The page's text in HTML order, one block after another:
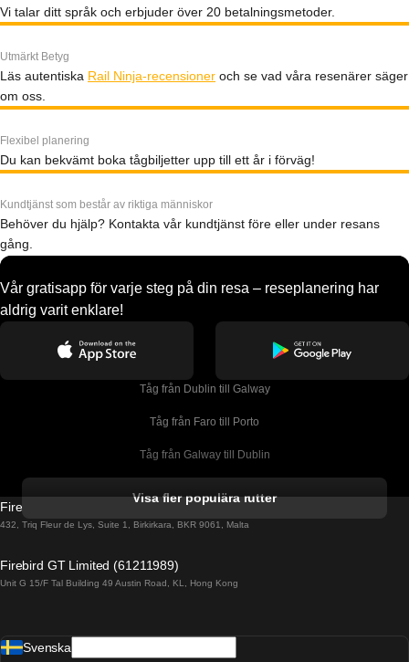
Vi talar ditt språk och erbjuder över 20 betalningsmetoder.
Utmärkt Betyg
Läs autentiska Rail Ninja-recensioner och se vad våra resenärer säger
om oss.
Flexibel planering
Du kan bekvämt boka tågbiljetter upp till ett år i förväg!
Kundtjänst som består av riktiga människor
Behöver du hjälp? Kontakta vår kundtjänst före eller under resans
gång.
Vår gratisapp för varje steg på din resa – reseplanering har
aldrig varit enklare!
Tåg från Dublin till Galway
Tåg från Faro till Porto
Tåg från Galway till Dublin
Tåg från Porto till Faro
Tåg från Barcelona till Madrid
Visa fler populära rutter
Firebird GT Limited (OC 1451)
432, Triq Fleur de Lys, Suite 1, Birkirkara, BKR 9061, Malta
Firebird GT Limited (61211989)
Unit G 15/F Tal Building 49 Austin Road, KL, Hong Kong
Svenska